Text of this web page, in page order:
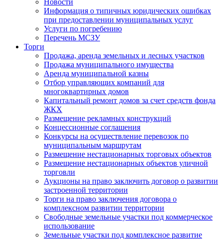
Новости
Информация о типичных юридических ошибках
при предоставлении муниципальных услуг
Услуги по погребению
Перечень МСЗУ
Торги
Продажа, аренда земельных и лесных участков
Продажа муниципального имущества
Аренда муниципальной казны
Отбор управляющих компаний для
многоквартирных домов
Капитальный ремонт домов за счет средств фонда
ЖКХ
Размещение рекламных конструкций
Концессионные соглашения
Конкурсы на осуществление перевозок по
муниципальным маршрутам
Размещение нестационарных торговых объектов
Размещение нестационарных объектов уличной
торговли
Аукционы на право заключить договор о развитии
застроенной территории
Торги на право заключения договора о
комплексном развитии территории
Свободные земельные участки под коммерческое
использование
Земельные участки под комплексное развитие